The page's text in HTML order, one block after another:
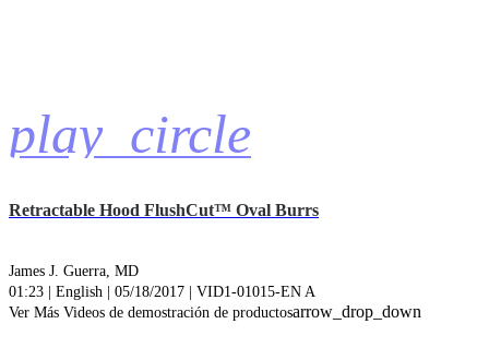
play_circle
Retractable Hood FlushCut™ Oval Burrs
James J. Guerra, MD
01:23 | English | 05/18/2017 | VID1-01015-EN A
Ver Más Videos de demostración de productosarrow_drop_down